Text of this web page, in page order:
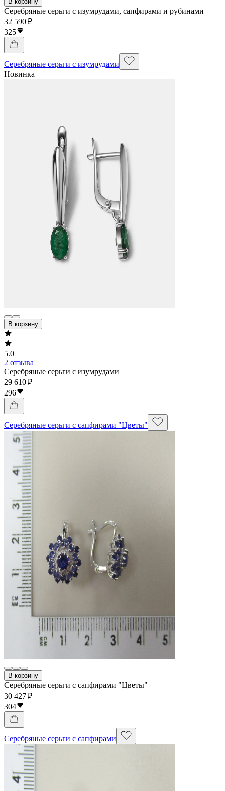
Серебряные серьги с изумрудами, сапфирами и рубинами
32 590 ₽
325
Серебряные серьги с изумрудами
Новинка
В корзину
5.0
2 отзыва
Серебряные серьги с изумрудами
29 610 ₽
296
Серебряные серьги с сапфирами "Цветы"
В корзину
Серебряные серьги с сапфирами "Цветы"
30 427 ₽
304
Серебряные серьги с сапфирами